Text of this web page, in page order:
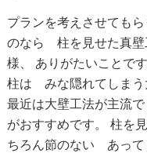
プランを考えさせても
のなら 柱を見せた真壁
様、
ありがたいことです
柱は みな隠れてしまう
最近は大壁工法が主流
がおすすめです。
柱を
ちろん節のない あって